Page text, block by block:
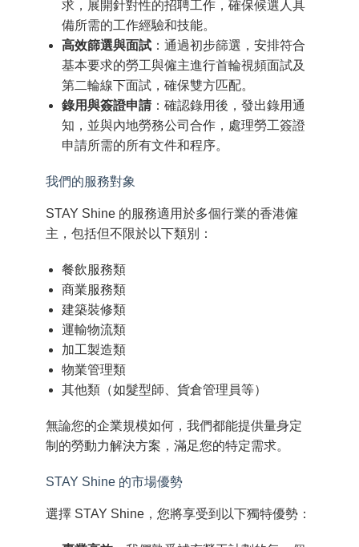
求，展開針對性的招聘工作，確保候選人具
備所需的工作經驗和技能。
高效篩選與面試：通過初步篩選，安排符合
基本要求的勞工與僱主進行首輪視頻面試及
第二輪線下面試，確保雙方匹配。
錄用與簽證申請：確認錄用後，發出錄用通
知，並與內地勞務公司合作，處理勞工簽證
申請所需的所有文件和程序。
我們的服務對象
STAY Shine 的服務適用於多個行業的香港僱
主，包括但不限於以下類別：
餐飲服務類
商業服務類
建築裝修類
運輸物流類
加工製造類
物業管理類
其他類（如髮型師、貨倉管理員等）
無論您的企業規模如何，我們都能提供量身定
制的勞動力解決方案，滿足您的特定需求。
STAY Shine 的市場優勢
選擇 STAY Shine，您將享受到以下獨特優勢：